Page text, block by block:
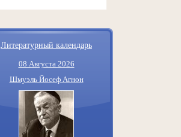
Литературный календарь
08 Августа 2026
Шмуэль Йосеф Агнон